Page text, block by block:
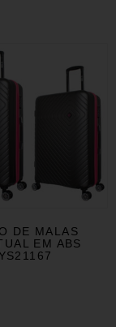
DE MALAS
EM ABS
YS21167